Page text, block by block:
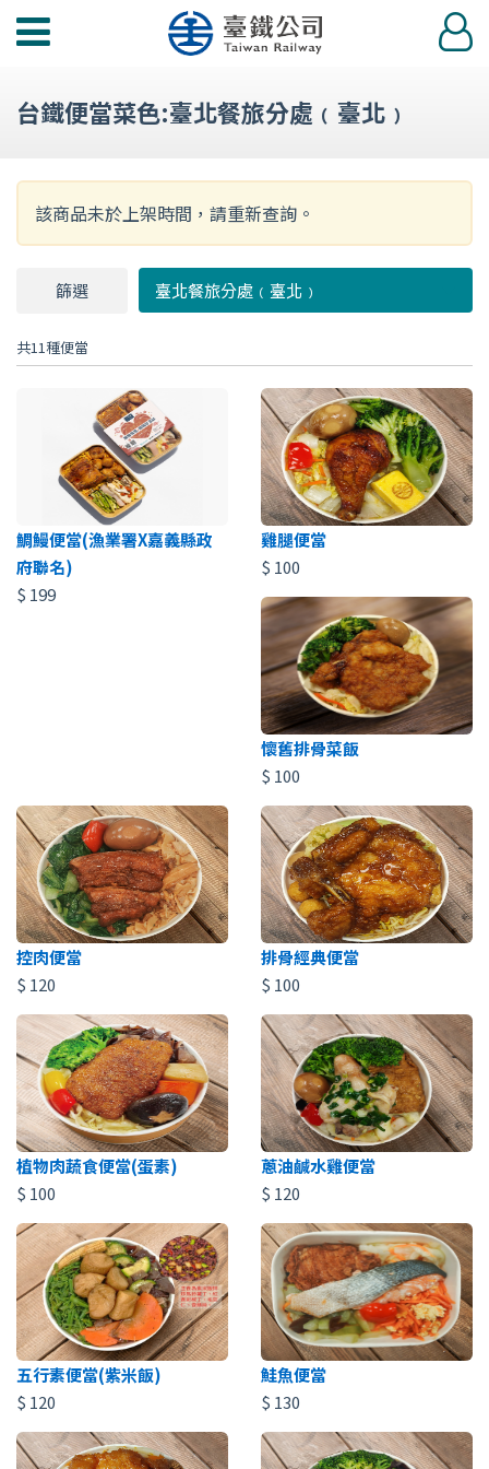
功
單
登
入
台鐵便當菜色:臺北餐旅分處﹙臺北﹚
該商品未於上架時間，請重新查詢。
篩選 臺北餐旅分處﹙臺北﹚
共11種便當
鯛鰻便當(漁業署X嘉義縣政
府聯名)
$ 199
雞腿便當
$ 100
懷舊排骨菜飯
$ 100
控肉便當
$ 120
排骨經典便當
$ 100
植物肉蔬食便當(蛋素)
$ 100
蔥油鹹水雞便當
$ 120
五行素便當(紫米飯)
$ 120
鮭魚便當
$ 130